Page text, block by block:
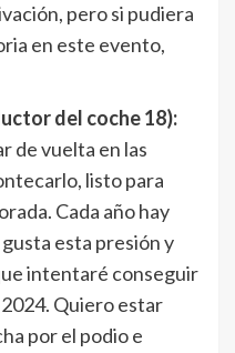
pero si pudiera
en este evento,
del coche 18):
de vuelta en las
listo para
Cada año hay
esta presión y
intentaré conseguir
Quiero estar
por el podio e